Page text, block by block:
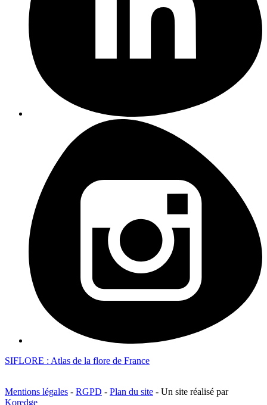
SIFLORE : Atlas de la flore de France
Mentions légales - RGPD - Plan du site - Un site réalisé par
Koredge